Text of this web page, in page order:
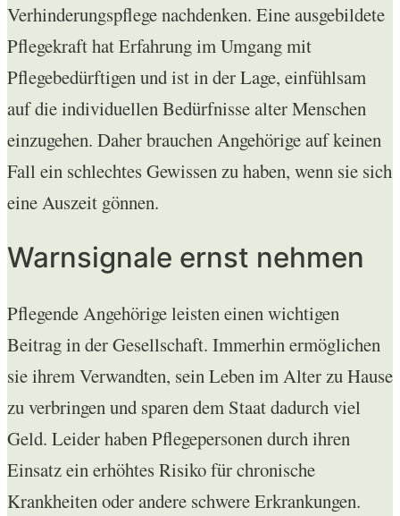
Verhinderungspflege nachdenken. Eine ausgebildete
Pflegekraft hat Erfahrung im Umgang mit
Pflegebedürftigen und ist in der Lage, einfühlsam
auf die individuellen Bedürfnisse alter Menschen
einzugehen. Daher brauchen Angehörige auf keinen
Fall ein schlechtes Gewissen zu haben, wenn sie sich
eine Auszeit gönnen.
Warnsignale ernst nehmen
Pflegende Angehörige leisten einen wichtigen
Beitrag in der Gesellschaft. Immerhin ermöglichen
sie ihrem Verwandten, sein Leben im Alter zu Hause
zu verbringen und sparen dem Staat dadurch viel
Geld. Leider haben Pflegepersonen durch ihren
Einsatz ein erhöhtes Risiko für chronische
Krankheiten oder andere schwere Erkrankungen.